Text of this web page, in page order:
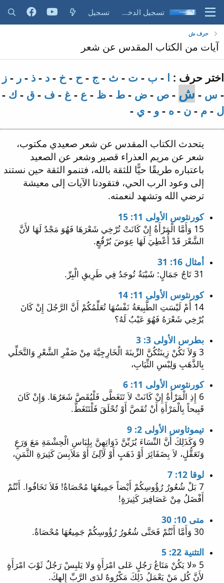
تسجيل الدخول تسجيل
حرف ش
آيات من الكتاب المقدس عن شعر
اختر حرف : ا - ب - ت - ث - ج - ح - خ - د - ذ - ر - ز
- س - ش - ص - ض - ط - ظ - ع - غ - ف - ق - ك -
ل - م - ن - ه - و - ي -
يتحدث الكتاب المقدس عن شعر صعيدي مكتوب،
شعر عن مريم العذراء قصير وشعر عن الصعيد
باعتباره طريقًا حيًّا للثقة بالله، فتنمو الثقة حين نستند
إلى وعود الرب الحي، فتقودنا الآيات إلى معيشة
ترضي الله وتشهد لنعمته.
كورنثوس الأولى 11: 15
15 وَأَمَّا الْمَرْأَةُ إِنْ كَانَتْ تُرْخِي شَعْرَهَا فَهُوَ مَجْدٌ لَهَا لأَنَّ
الشَّعْرَ قَدْ أُعْطِيَ لَهَا عِوَضَ بُرْقُعٍ.
أمثال 16: 31
31 تَاجُ جَمَالٍ: شَيْبَةٌ تُوجَدُ فِي طَرِيقِ الْبِرِّ.
كورنثوس الأولى 11: 14
14 أَمْ لَيْسَتِ الطَّبِيعَةُ نَفْسُهَا تُعَلِّمُكُمْ أَنَّ الرَّجُلَ إِنْ كَانَ
يُرْخِي شَعْرَهُ فَهُوَ عَيْبٌ لَهُ؟
بطرس الأولى 3: 3
3 وَلاَ تَكُنْ زِينَتُكُنَّ الزِّينَةَ الْخَارِجِيَّةَ مِنْ ضَفْرِ الشَّعْرِ وَالتَّحَلِّي
بِالذَّهَبِ وَلِبْسِ الثِّيَابِ،
كورنثوس الأولى 11: 6
6 إِذِ الْمَرْأَةُ إِنْ كَانَتْ لاَ تَتَغَطَّى فَلْيُقَصَّ شَعَرُهَا. وَإِنْ كَانَ
قَبِيحاً بِالْمَرْأَةِ أَنْ تُقَصَّ أَوْ تُحْلَقَ فَلْتَتَغَطَّ.
تيموثاوس الأولى 2: 9
9 وَكَذَلِكَ أَنَّ النِّسَاءَ يُزَيِّنَّ ذَوَاتِهِنَّ بِلِبَاسِ الْحِشْمَةِ مَعَ وَرَعٍ
وَتَعَقُّلٍ، لاَ بِضَفَائِرَ أَوْ ذَهَبٍ أَوْ لَآلِئَ أَوْ مَلاَبِسَ كَثِيرَةِ الثَّمَنِ،
لوقا 12: 7
7 بَلْ شُعُورُ رُؤُوسِكُمْ أَيْضاً جَمِيعُهَا مُحْصَاةٌ! فَلاَ تَخَافُوا. أَنْتُمْ
أَفْضَلُ مِنْ عَصَافِيرَ كَثِيرَةٍ!
متى 10: 30
30 وَأَمَّا أَنْتُمْ فَحَتَّى شُعُورُ رُؤُوسِكُمْ جَمِيعُهَا مُحْصَاةٌ.
التثنية 22: 5
5 «لا يَكُنْ مَتَاعُ رَجُلٍ عَلى امْرَأَةٍ وَلا يَلبِسْ رَجُلٌ ثَوْبَ امْرَأَةٍ
لأَنَّ كُل مَنْ يَعْمَلُ ذَلِكَ مَكْرُوهٌ لدَى الرَّبِّ إِلهِكَ.